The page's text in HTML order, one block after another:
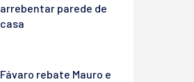
arrebentar parede de
casa
Fávaro rebate Mauro e